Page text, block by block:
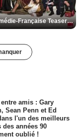
De la Comédie-Française Teaser VF
amis : Gary
Sean Penn et Ed
l'un des meilleurs
années 90
oublié !